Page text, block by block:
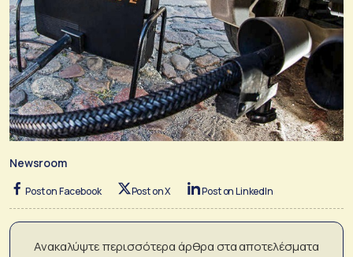
Newsroom
Post on Facebook Post on X Post on LinkedIn
Ανακαλύψτε περισσότερα άρθρα στα αποτελέσματα